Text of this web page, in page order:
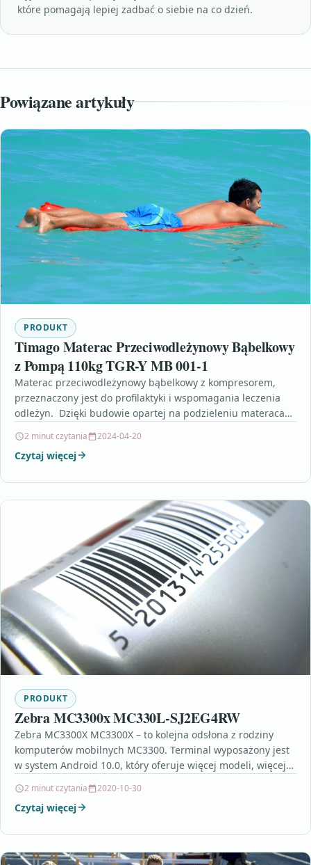
które pomagają lepiej zadbać o siebie na co dzień.
Powiązane artykuły
PRODUKT
Timago Materac Przeciwodleżynowy Bąbelkowy
z Pompą 110kg TGR-Y MB 001-1
Materac przeciwodleżynowy bąbelkowy z kompresorem,
przeznaczony jest do profilaktyki i wspomagania leczenia
odleżyn. Dzięki budowie opartej na podzieleniu materaca
2 minut czytania 2024-04-20
Czytaj więcej
PRODUKT
Zebra MC3300x MC330L-SJ2EG4RW
Zebra MC3300X MC3300X – to kolejna odsłona z rodziny
komputerów mobilnych MC3300. Terminal wyposażony jest
w system Android 10.0, który oferuje więcej modeli, więcej…
2 minut czytania 2020-10-30
Czytaj więcej